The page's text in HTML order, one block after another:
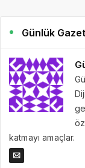
Günlük
katmayı amaçlar.